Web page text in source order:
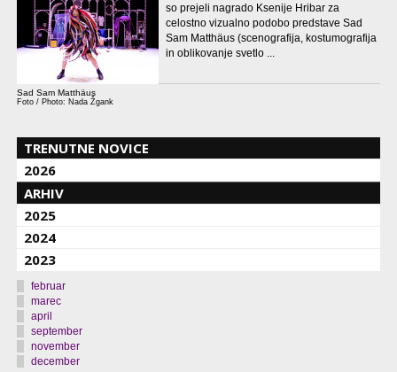
Sad Sam Matthäus
Foto / Photo: Nada Žgank
so prejeli nagrado Ksenije Hribar za
celostno vizualno podobo predstave Sad
Sam Matthäus (scenografija, kostumografija
in oblikovanje svetlo ...
TRENUTNE NOVICE
2026
ARHIV
2025
2024
2023
februar
marec
april
september
november
december